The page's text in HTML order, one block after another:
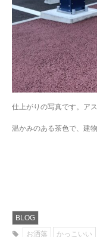
仕上がりの写真です。ア
温かみのある茶色で、建
BLOG
お洒落
かっこいい